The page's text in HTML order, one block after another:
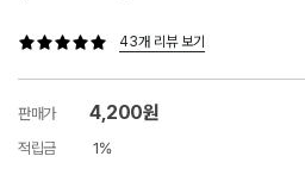
43개 리뷰 보기
판매가 4,200원
적립금 1%